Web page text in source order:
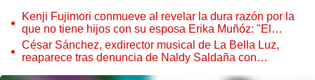
Kenji Fujimori conmueve al revelar la dura razón por la
que no tiene hijos con su esposa Erika Muñóz: "El
proceso judicial"
César Sánchez, exdirector musical de La Bella Luz,
reaparece tras denuncia de Naldy Saldaña con